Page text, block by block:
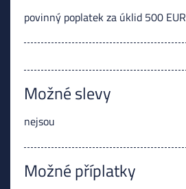
povinný poplatek za úklid 500 EUR
Možné slevy
nejsou
Možné příplatky